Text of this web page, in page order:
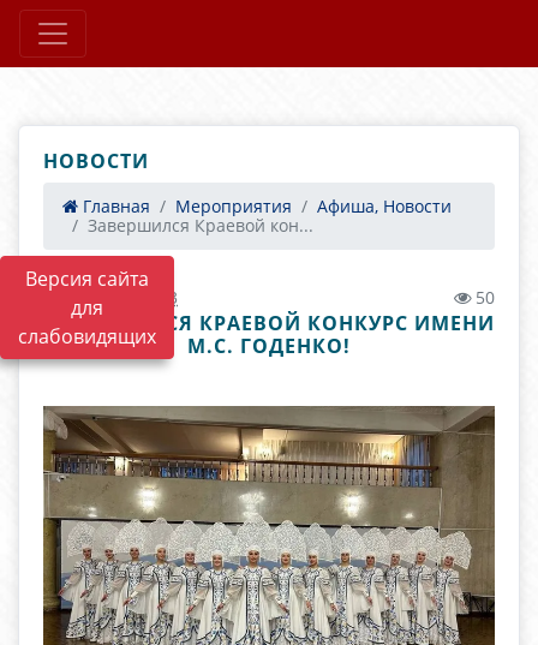
Версия сайта
для
слабовидящих
НОВОСТИ
Главная Мероприятия
Афиша, Новости
Завершился Краевой кон...
15.11.2023 12:13 50
ЗАВЕРШИЛСЯ КРАЕВОЙ КОНКУРС ИМЕНИ
М.С. ГОДЕНКО!